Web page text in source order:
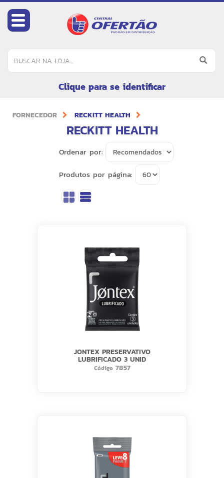
Clique para se identificar
FORNECEDOR RECKITT HEALTH
RECKITT HEALTH
Ordenar por:
Produtos por página:
JONTEX PRESERVATIVO
LUBRIFICADO 3 UNID
Código7857